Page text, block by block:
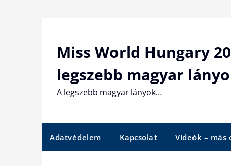
Miss World Hungary
legszebb magyar
A legszebb magyar lányok…
Adatvédelem Kapcsolat Videók – más